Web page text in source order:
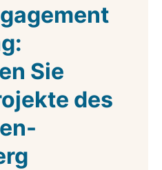
Sie
des